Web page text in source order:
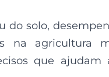
do solo,
na agricultura
que